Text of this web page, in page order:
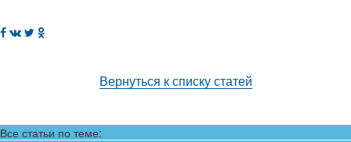
Вернуться к списку статей
Все статьи по теме: